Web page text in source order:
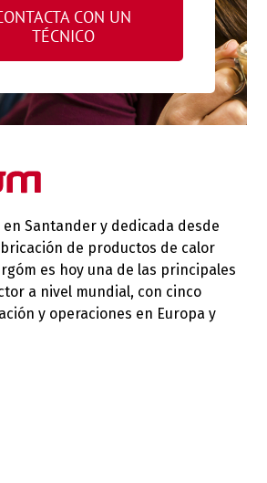
CON UN
TÉCNICO
en Santander y dedicada desde
de productos de calor
es hoy una de las principales
a nivel mundial, con cinco
y operaciones en Europa y